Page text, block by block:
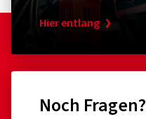
Hier entlang
Noch Fragen?